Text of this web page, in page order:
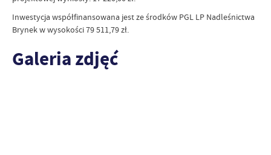
Inwestycja współfinansowana jest ze środków PGL LP Nadleśnictwa
Brynek w wysokości 79 511,79 zł.
Galeria zdjęć